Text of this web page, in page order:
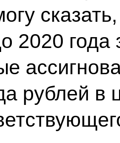
2020 года
рублей в